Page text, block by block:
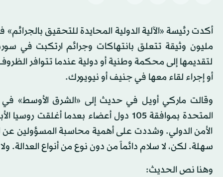
أكدت رئيسة «الآلية الدولية المحايدة للتحقيق
مليون وثيقة تتعلق بانتهاكات وجرائم ارتكبت في
لتقديمها إلى محكمة وطنية أو دولية عندما تتوافر
أو إجراء لقاء معها في جنيف أو نيويورك.
وقالت ماركي أويل في حديث إلى «الشرق الأوسط» في
المتحدة بموافقة 105 دول أعضاء بعدما
الأمن الدولي. وشددت على أهمية محاسبة المسؤولين
سهلة. لكن، لا سلام دائماً من دون نوع من أنواع
وهنا نص الحديث: